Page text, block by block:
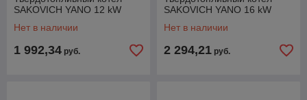
SAKOVICH YANO 12 kW
Нет в наличии
1 992,34 руб.
SAKOVICH YANO 16 kW
Нет в наличии
2 294,21 руб.